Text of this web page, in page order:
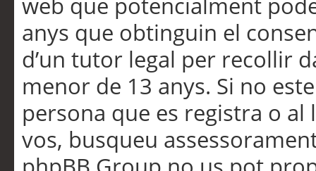
anys que obtinguin el
d’un tutor legal per recollir
menor de 13 anys. Si no
persona que es registra o
vos, busqueu